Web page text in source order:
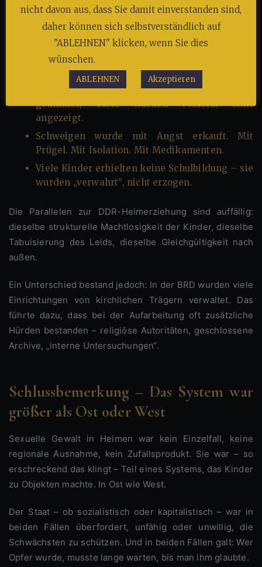
der Aufarbeitungskommission Heimerziehung
dokumentierten erschütternde Fälle:
Kinder wurden zur Arbeit auf Feldern oder in
Fabriken gezwungen – ohne Lohn.
Sexualisierte Gewalt wurde häufig nicht
geahndet, Täter wurden versetzt statt
angezeigt.
Schweigen wurde mit Angst erkauft. Mit
Prügel. Mit Isolation. Mit Medikamenten.
Viele Kinder erhielten keine Schulbildung – sie
wurden „verwahrt“, nicht erzogen.
Die Parallelen zur DDR-Heimerziehung sind auffällig:
dieselbe strukturelle Machtlosigkeit der Kinder, dieselbe
Tabuisierung des Leids, dieselbe Gleichgültigkeit nach
außen.
Ein Unterschied bestand jedoch: In der BRD wurden viele
Einrichtungen von kirchlichen Trägern verwaltet. Das
führte dazu, dass bei der Aufarbeitung oft zusätzliche
Hürden bestanden – religiöse Autoritäten, geschlossene
Archive, „interne Untersuchungen“.
Schlussbemerkung – Das System war
größer als Ost oder West
Sexuelle Gewalt in Heimen war kein Einzelfall, keine
regionale Ausnahme, kein Zufallsprodukt. Sie war – so
erschreckend das klingt – Teil eines Systems, das Kinder
zu Objekten machte. In Ost wie West.
Der Staat – ob sozialistisch oder kapitalistisch – war in
beiden Fällen überfordert, unfähig oder unwillig, die
Schwächsten zu schützen. Und in beiden Fällen galt: Wer
Opfer wurde, musste lange warten, bis man ihm glaubte.
nicht davon aus, dass Sie damit einverstanden sind,
daher können sich selbstverständlich auf
"ABLEHNEN" klicken, wenn Sie dies
wünschen.
ABLEHNEN Akzeptieren